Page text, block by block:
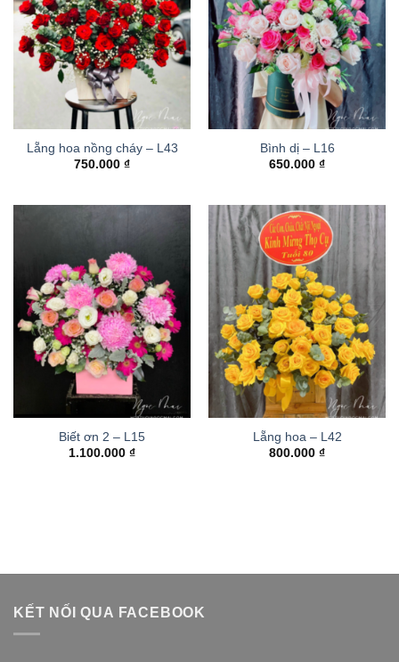
Lẵng hoa nồng cháy – L43
750.000 ₫
Bình dị – L16
650.000 ₫
Biết ơn 2 – L15
1.100.000 ₫
Lẵng hoa – L42
800.000 ₫
KẾT NỐI QUA FACEBOOK